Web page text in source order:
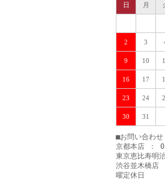
日 月
2 3
9 10
16 17
23 24
30 31
■お問い合わせ
京都本店 ：
東京恵比寿明
渋谷並木橋
曜定休日